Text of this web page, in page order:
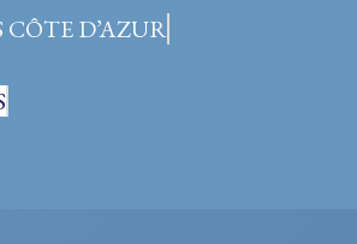
CÔTE D’AZUR